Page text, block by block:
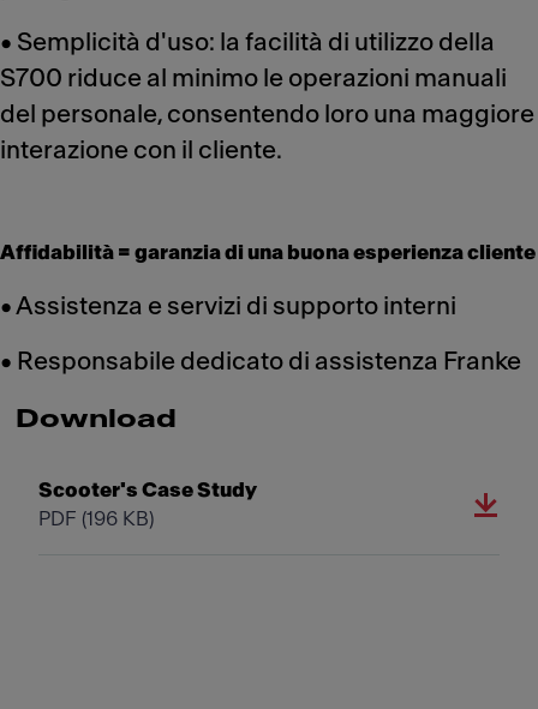
• Semplicità d'uso: la facilità di utilizzo della
S700 riduce al minimo le operazioni manuali
del personale, consentendo loro una maggiore
interazione con il cliente.
Affidabilità = garanzia di una buona esperienza cliente
• Assistenza e servizi di supporto interni
• Responsabile dedicato di assistenza Franke
Download
Scooter's Case Study
PDF (196 KB)